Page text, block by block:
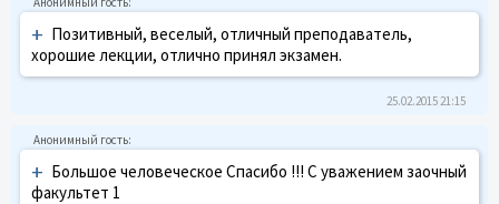
+ Позитивный, веселый, отличный преподаватель,
хорошие лекции, отлично принял экзамен.
25.02.2015 21:15
+ Большое человеческое Спасибо !!! С уважением заочный
факультет 1